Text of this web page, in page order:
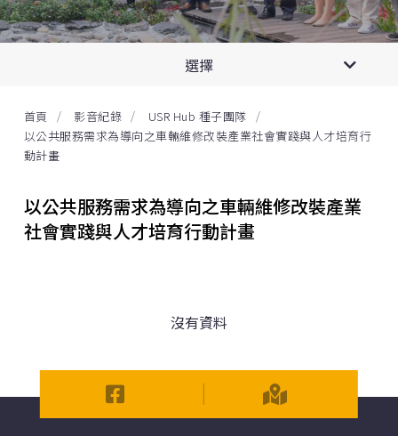
選擇
專案新聞
2026年
2024年
2022年
影音紀錄
永續海岸創生—台17漁村實踐計畫
潮動新園，鏈結高屏觀賞水族人才栽培計畫
人才培育行動計畫
首頁 影音紀錄
USR Hub 種子團隊
以公共服務需求為導向之車輛維修改裝產業社會實踐與人才培育行
動計畫
以公共服務需求為導向之車輛維修改裝產業
社會實踐與人才培育行動計畫
沒有資料